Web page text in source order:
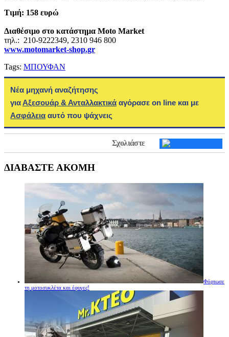
Τιμή: 158 ευρώ
Διαθέσιµο στο κατάστηµα Moto Market
τηλ.: 210-9222349, 2310 946 800
www.motomarket-shop.gr
Tags: ΜΠΟΥΦΑΝ
Νέα μηχανή αναζήτησης
γιαΑξεσουάρ & Ανταλλακτικά αγόρασε on line και με
Ασφάλεια αυτό που ψάχνεις
Σχολιάστε
ΔΙΑΒΑΣΤΕ ΑΚΟΜΗ
Φόρτωσε
τη μοτοσυκλέτα και έφυγες!